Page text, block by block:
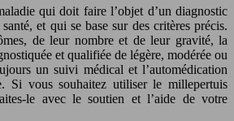
qui doit faire l’objet d’un diagnostic
et qui se base sur des critères précis.
de leur nombre et de leur gravité, la
et qualifiée de légère, modérée ou
un suivi médical et l’automédication
Si vous souhaitez utiliser le millepertuis
le avec le soutien et l’aide de votre